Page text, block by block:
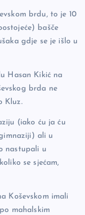
brdu, to je 10
bašče
gdje se je išlo u
Hasan Kikić na
brda ne
Kluz.
(iako ću ja ću
ali u
nastupali u
se sjećam,
Koševskom imali
mahalskim